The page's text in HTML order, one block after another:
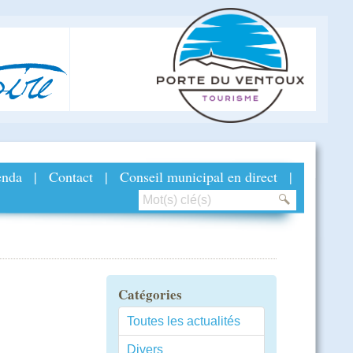
| Contact | Conseil municipal en direct |
Catégories
Toutes les actualités
Divers